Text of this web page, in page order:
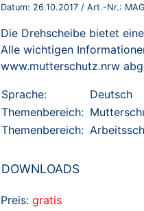
Datum: 26.10.2017 / Art.-Nr.:
Die Drehscheibe bietet
Alle wichtigen
www.mutterschutz.nrw
Sprache:
Deutsch
Themenbereich:
Themenbereich:
DOWNLOADS
Preis: gratis